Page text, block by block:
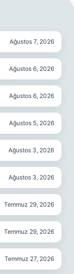
Ağustos 7, 2026
Ağustos 6, 2026
Ağustos 6, 2026
Ağustos 5, 2026
Ağustos 3, 2026
Ağustos 3, 2026
Temmuz 29, 2026
Temmuz 29, 2026
Temmuz 27, 2026